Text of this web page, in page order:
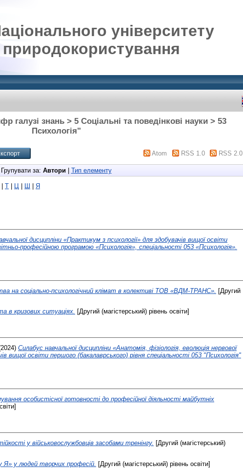
університету
знань > 5 Соціальні та поведінкові науки > 53
Психологія"
Atom RSS 1.0 RSS 2.0
Групувати за: Автори| Тип елементу
Т Ц Ш Я
дисципліни «Практикум з психології» для здобувачів вищої освіти
професійною програмою «Психологія», спеціальності 053 «Психологія».
на соціально-психологічний клімат в колективі ТОВ «ВДМ-ТРАНС». [Другий
в кризових ситуаціях. [Другий (магістерський) рівень освіти]
Силабус навчальної дисципліни «Анатомія, фізіологія, еволюція нервової
вищої освіти першого (бакалаврського) рівня спеціальності 053 "Психологія"
особистісної готовності до професійної діяльності майбутніх
у військовослужбовців засобами тренінгу. [Другий (магістерський)
Я» у людей творчих професій. [Другий (магістерський) рівень освіти]